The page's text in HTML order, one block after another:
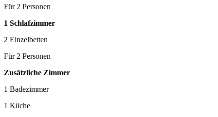
Für 2 Personen
1 Schlafzimmer
2 Einzelbetten
Für 2 Personen
Zusätzliche Zimmer
1 Badezimmer
1 Küche